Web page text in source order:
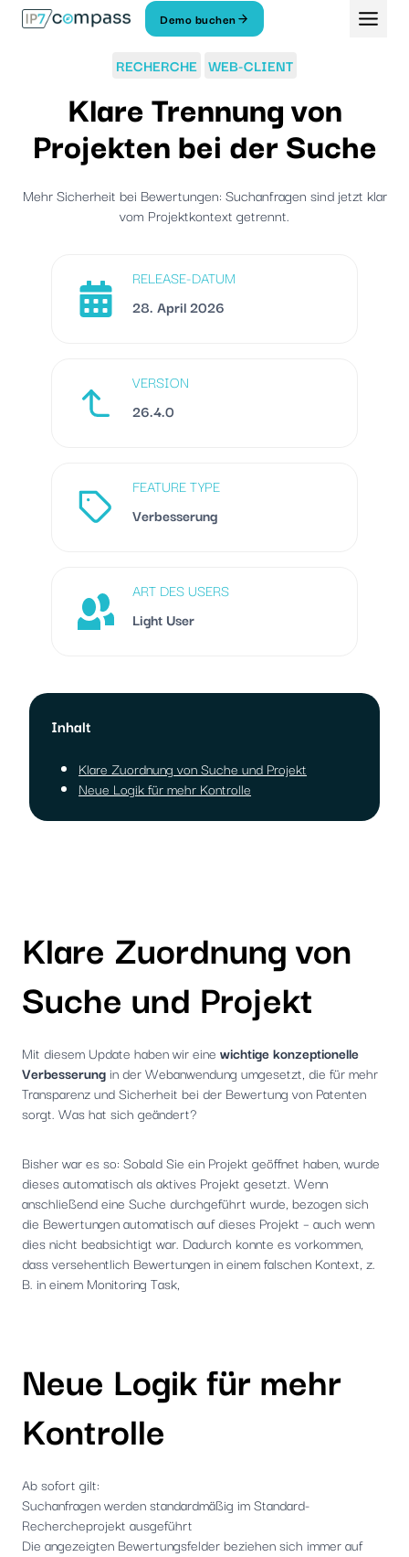
Zum
Inhalt
Demo buchen
RECHERCHE WEB-CLIENT
Klare Trennung von
Projekten bei der Suche
Mehr Sicherheit bei Bewertungen: Suchanfragen sind jetzt klar
vom Projektkontext getrennt.
RELEASE-DATUM
28. April 2026
VERSION
26.4.0
FEATURE TYPE
Verbesserung
ART DES USERS
Light User
Inhalt
Klare Zuordnung von Suche und Projekt
Neue Logik für mehr Kontrolle
Klare Zuordnung von
Suche und Projekt
Mit diesem Update haben wir eine wichtige konzeptionelle
Verbesserungin der Webanwendung umgesetzt, die für mehr
Transparenz und Sicherheit bei der Bewertung von Patenten
sorgt. Was hat sich geändert?
Bisher war es so: Sobald Sie ein Projekt geöffnet haben, wurde
dieses automatisch als aktives Projekt gesetzt. Wenn
anschließend eine Suche durchgeführt wurde, bezogen sich
die Bewertungen automatisch auf dieses Projekt – auch wenn
dies nicht beabsichtigt war. Dadurch konnte es vorkommen,
dass versehentlich Bewertungen in einem falschen Kontext, z.
B. in einem Monitoring Task,
Neue Logik für mehr
Kontrolle
Ab sofort gilt:
Suchanfragen werden standardmäßig im Standard-
Rechercheprojekt ausgeführt
Die angezeigten Bewertungsfelder beziehen sich immer auf